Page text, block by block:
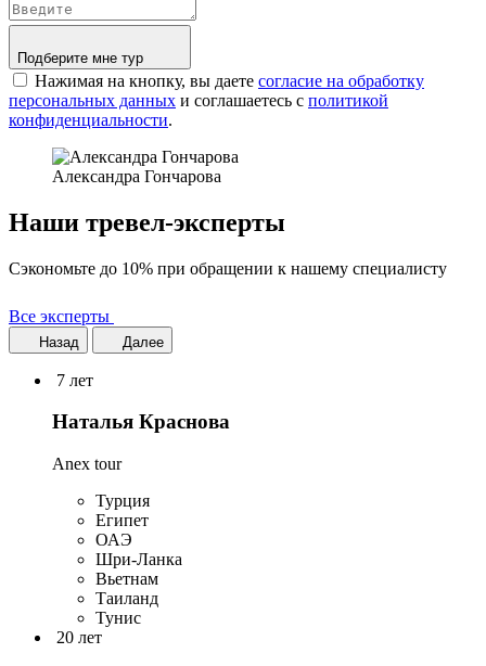
Подберите мне тур
Нажимая на кнопку, вы даете согласие на обработку
персональных данных и соглашаетесь c политикой
конфиденциальности.
Александра Гончарова
Наши тревел-эксперты
Сэкономьте до 10% при обращении к нашему специалисту
Все эксперты
Назад Далее
7 лет
Наталья Краснова
Anex tour
Турция
Египет
ОАЭ
Шри-Ланка
Вьетнам
Таиланд
Тунис
20 лет